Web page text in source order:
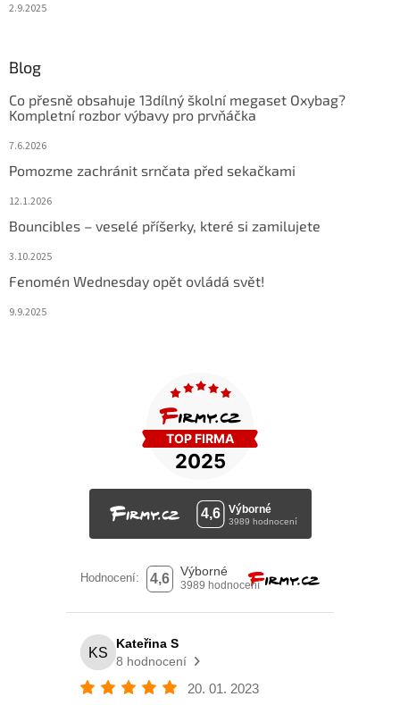
2.9.2025
Blog
Co přesně obsahuje 13dílný školní megaset Oxybag?
Kompletní rozbor výbavy pro prvňáčka
7.6.2026
Pomozme zachránit srnčata před sekačkami
12.1.2026
Bouncibles – veselé příšerky, které si zamilujete
3.10.2025
Fenomén Wednesday opět ovládá svět!
9.9.2025